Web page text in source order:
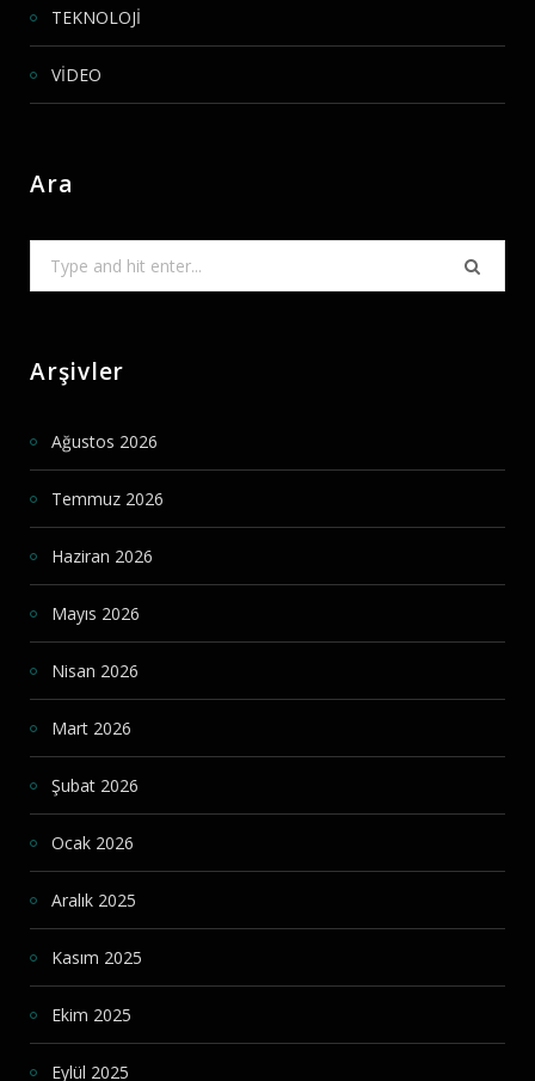
TEKNOLOJİ
VİDEO
Ara
for:
Arşivler
Ağustos 2026
Temmuz 2026
Haziran 2026
Mayıs 2026
Nisan 2026
Mart 2026
Şubat 2026
Ocak 2026
Aralık 2025
Kasım 2025
Ekim 2025
Eylül 2025